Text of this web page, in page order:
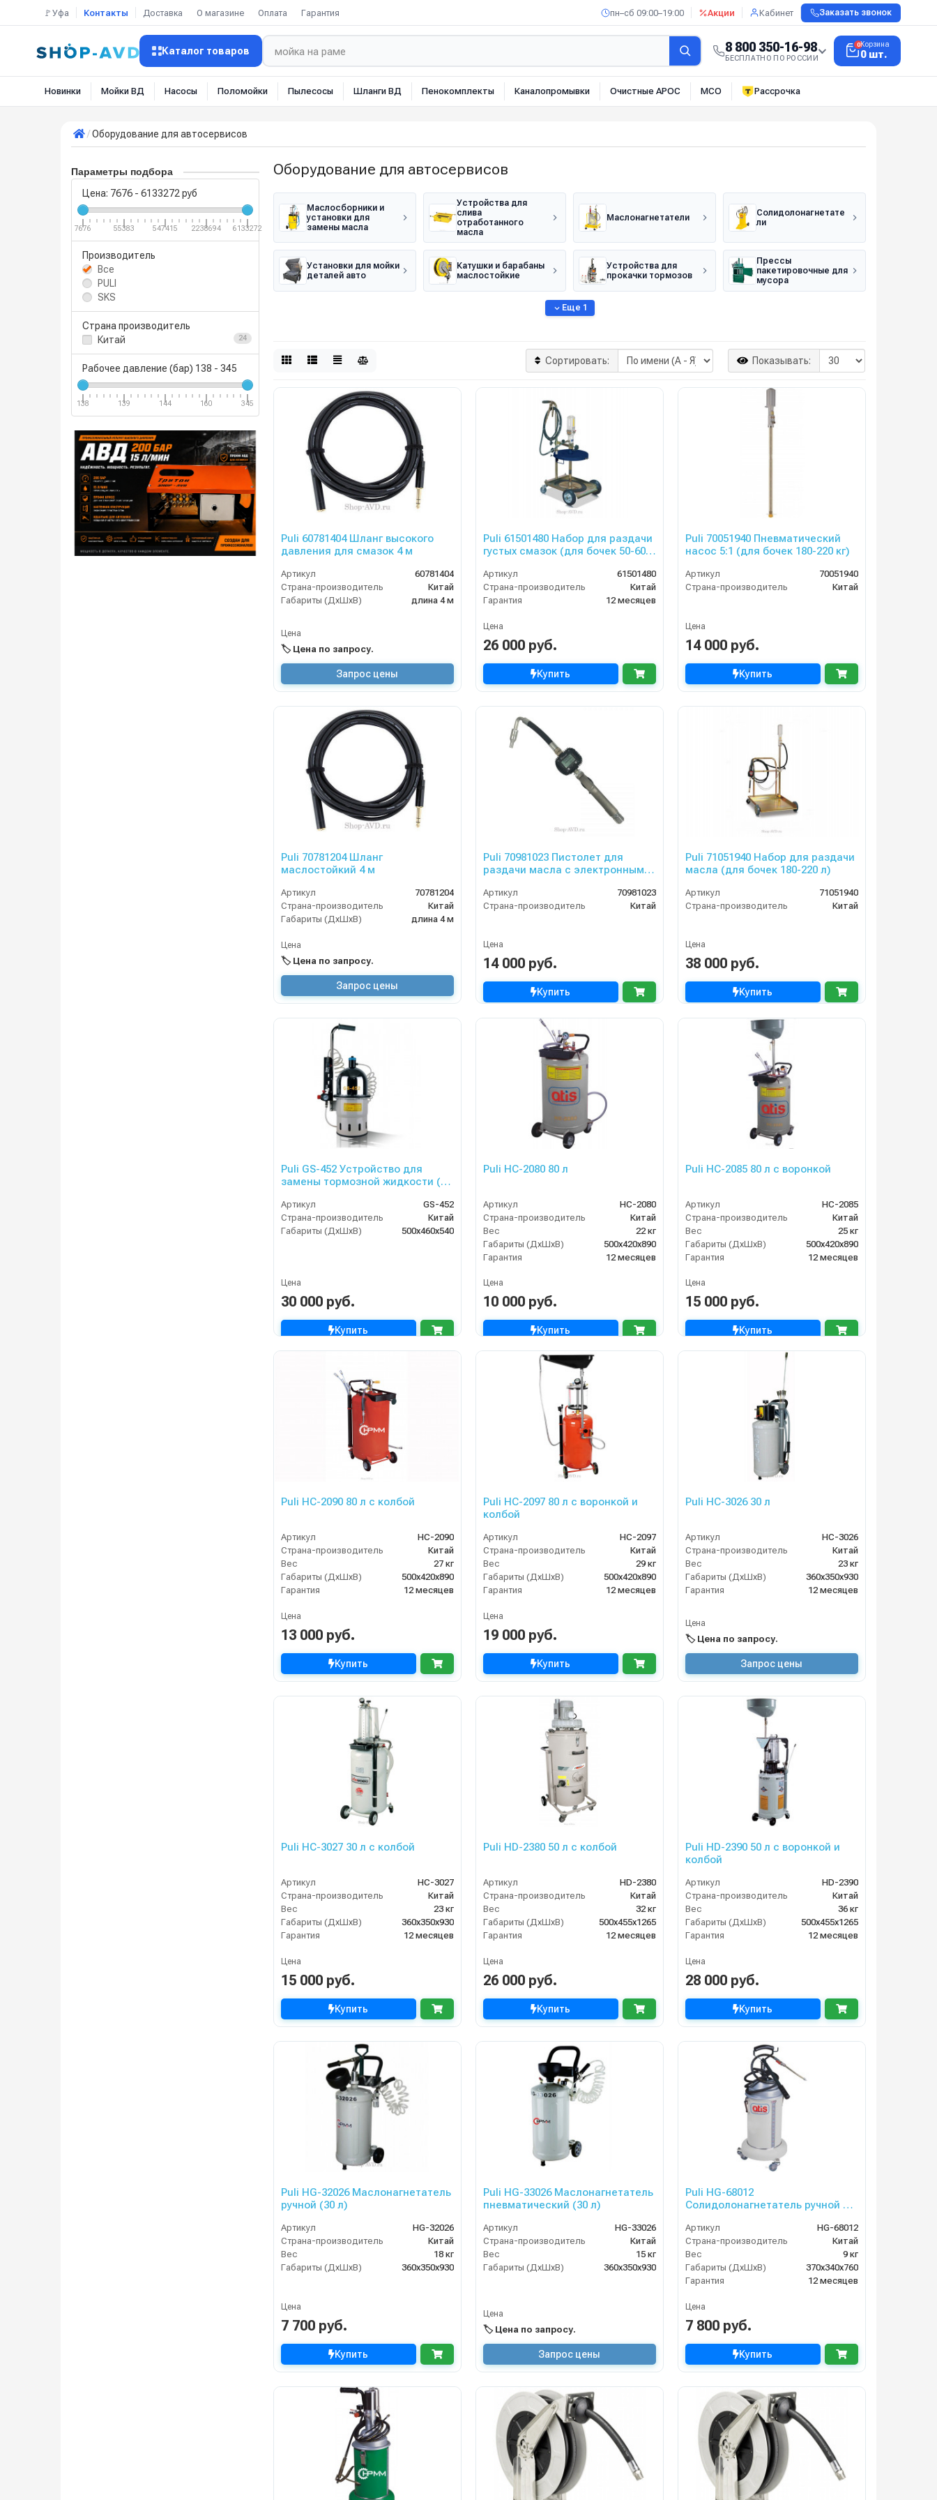
🚩Уфа Контакты Доставка О магазине Оплата Гарантия пн–сб 09:00–19:00 Акции Кабинет Заказать звонок
Каталог товаров 8 800 350-16-98
БЕСПЛАТНО ПО РОССИИ
0Корзина
0 шт.
Новинки Мойки ВД Насосы Поломойки Пылесосы Шланги ВД Пенокомплекты Каналопромывки Очистные АРОС МСО Рассрочка
Оборудование для автосервисов
Параметры подбора
Цена: 7676 - 6133272 руб
7676 55383 547415 2238694 6133272
Производитель
Все
PULI
SKS
Страна производитель
Китай
24
Рабочее давление (бар) 138 - 345
138 139 144 160 345
Оборудование для автосервисов
Маслосборники и
установки для
замены масла
Устройства для
слива
отработанного
масла
Маслонагнетатели
Солидолонагнетате
ли
Установки для мойки
деталей авто
Катушки и барабаны
маслостойкие
Устройства для
прокачки тормозов
Прессы
пакетировочные для
мусора
Еще 1
Сортировать: Показывать:
Puli 60781404 Шланг высокого
давления для смазок 4 м
Артикул
60781404
Страна-производитель
Китай
Габариты (ДхШхВ)
длина 4 м
Цена
🏷️ Цена по запросу.
Запрос цены
Puli 61501480 Набор для раздачи
густых смазок (для бочек 50-60
Артикул
61501480
Страна-производитель
Китай
Гарантия
12 месяцев
Цена
26 000 руб.
Купить
Puli 70051940 Пневматический
насос 5:1 (для бочек 180-220 кг)
Артикул
70051940
Страна-производитель
Китай
Цена
14 000 руб.
Купить
Puli 70781204 Шланг
маслостойкий 4 м
Артикул
70781204
Страна-производитель
Китай
Габариты (ДхШхВ)
длина 4 м
Цена
🏷️ Цена по запросу.
Запрос цены
Puli 70981023 Пистолет для
раздачи масла с электронным
Артикул
70981023
Страна-производитель
Китай
Цена
14 000 руб.
Купить
Puli 71051940 Набор для раздачи
масла (для бочек 180-220 л)
Артикул
71051940
Страна-производитель
Китай
Цена
38 000 руб.
Купить
Puli GS-452 Устройство для
замены тормозной жидкости (10
Артикул
GS-452
Страна-производитель
Китай
Габариты (ДхШхВ)
500х460х540
Цена
30 000 руб.
Купить
Puli HC-2080 80 л
Артикул
НС-2080
Страна-производитель
Китай
Вес
22 кг
Габариты (ДхШхВ)
500х420х890
Гарантия
12 месяцев
Цена
10 000 руб.
Купить
Puli HC-2085 80 л с воронкой
Артикул
HC-2085
Страна-производитель
Китай
Вес
25 кг
Габариты (ДхШхВ)
500х420х890
Гарантия
12 месяцев
Цена
15 000 руб.
Купить
Puli HC-2090 80 л с колбой
Артикул
HC-2090
Страна-производитель
Китай
Вес
27 кг
Габариты (ДхШхВ)
500х420х890
Гарантия
12 месяцев
Цена
13 000 руб.
Купить
Puli HC-2097 80 л с воронкой и
колбой
Артикул
HC-2097
Страна-производитель
Китай
Вес
29 кг
Габариты (ДхШхВ)
500х420х890
Гарантия
12 месяцев
Цена
19 000 руб.
Купить
Puli HC-3026 30 л
Артикул
HC-3026
Страна-производитель
Китай
Вес
23 кг
Габариты (ДхШхВ)
360х350х930
Гарантия
12 месяцев
Цена
🏷️ Цена по запросу.
Запрос цены
Puli HC-3027 30 л с колбой
Артикул
НС-3027
Страна-производитель
Китай
Вес
23 кг
Габариты (ДхШхВ)
360х350х930
Гарантия
12 месяцев
Цена
15 000 руб.
Купить
Puli HD-2380 50 л с колбой
Артикул
HD-2380
Страна-производитель
Китай
Вес
32 кг
Габариты (ДхШхВ)
500х455х1265
Гарантия
12 месяцев
Цена
26 000 руб.
Купить
Puli HD-2390 50 л с воронкой и
колбой
Артикул
HD-2390
Страна-производитель
Китай
Вес
36 кг
Габариты (ДхШхВ)
500х455х1265
Гарантия
12 месяцев
Цена
28 000 руб.
Купить
Puli HG-32026 Маслонагнетатель
ручной (30 л)
Артикул
HG-32026
Страна-производитель
Китай
Вес
18 кг
Габариты (ДхШхВ)
360х350х930
Цена
7 700 руб.
Купить
Puli HG-33026 Маслонагнетатель
пневматический (30 л)
Артикул
HG-33026
Страна-производитель
Китай
Вес
15 кг
Габариты (ДхШхВ)
360х350х930
Цена
🏷️ Цена по запросу.
Запрос цены
Puli HG-68012
Солидолонагнетатель ручной на
Артикул
HG-68012
Страна-производитель
Китай
Вес
9 кг
Габариты (ДхШхВ)
370х340х760
Гарантия
12 месяцев
Цена
7 800 руб.
Купить